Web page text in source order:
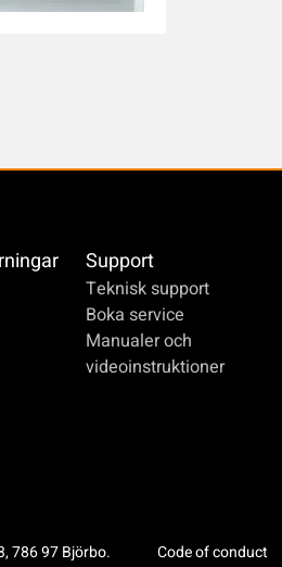
Support
Teknisk support
Boka service
Manualer och
videoinstruktioner
786 97 Björbo. Code of conduct